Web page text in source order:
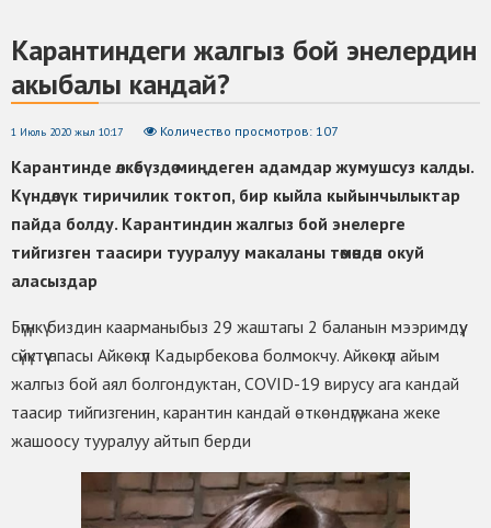
Карантиндеги жалгыз бой энелердин
акыбалы кандай?
1 Июль 2020 жыл 10:17 Количество просмотров: 107
Карантинде өлкөбүздө миңдеген адамдар жумушсуз калды.
Күндөлүк тиричилик токтоп, бир кыйла кыйынчылыктар
пайда болду. Карантиндин жалгыз бой энелерге
тийгизген таасири тууралуу макаланы төмөндөн окуй
аласыздар
Бүгүнкү биздин каарманыбыз 29 жаштагы 2 баланын мээримдүү,
сүйүктүү апасы Айкөкүл Кадырбекова болмокчу. Айкөкүл айым
жалгыз бой аял болгондуктан, COVID-19 вирусу ага кандай
таасир тийгизгенин, карантин кандай өткөндүгү жана жеке
жашоосу тууралуу айтып берди